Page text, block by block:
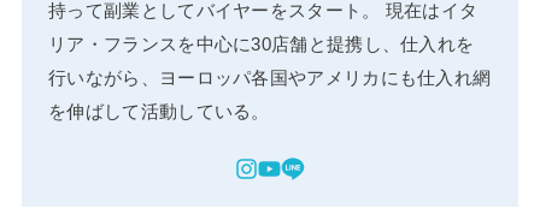
持って副業としてバイヤーをスタート。 現在はイタ
リア・フランスを中心に30店舗と提携し、仕入れを
行いながら、ヨーロッパ各国やアメリカにも仕入れ網
を伸ばして活動している。